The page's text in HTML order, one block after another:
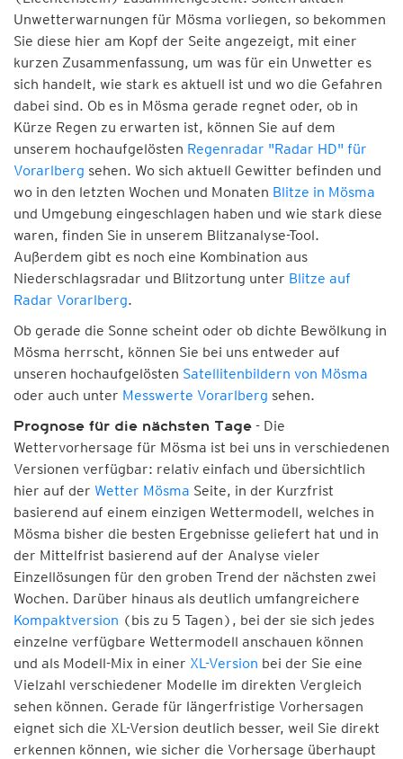
Unwetterwarnungen für Mösma vorliegen, so bekommen
Sie diese hier am Kopf der Seite angezeigt, mit einer
kurzen Zusammenfassung, um was für ein Unwetter es
sich handelt, wie stark es aktuell ist und wo die Gefahren
dabei sind. Ob es in Mösma gerade regnet oder, ob in
Kürze Regen zu erwarten ist, können Sie auf dem
unserem hochaufgelösten Regenradar "Radar HD" für
Vorarlberg sehen. Wo sich aktuell Gewitter befinden und
wo in den letzten Wochen und Monaten Blitze in Mösma
und Umgebung eingeschlagen haben und wie stark diese
waren, finden Sie in unserem Blitzanalyse-Tool.
Außerdem gibt es noch eine Kombination aus
Niederschlagsradar und Blitzortung unter Blitze auf
Radar Vorarlberg.
Ob gerade die Sonne scheint oder ob dichte Bewölkung in
Mösma herrscht, können Sie bei uns entweder auf
unseren hochaufgelösten Satellitenbildern von Mösma
oder auch unter Messwerte Vorarlberg sehen.
Prognose für die nächsten Tage - Die
Wettervorhersage für Mösma ist bei uns in verschiedenen
Versionen verfügbar: relativ einfach und übersichtlich
hier auf der Wetter Mösma Seite, in der Kurzfrist
basierend auf einem einzigen Wettermodell, welches in
Mösma bisher die besten Ergebnisse geliefert hat und in
der Mittelfrist basierend auf der Analyse vieler
Einzellösungen für den groben Trend der nächsten zwei
Wochen. Darüber hinaus als deutlich umfangreichere
Kompaktversion (bis zu 5 Tagen), bei der sie sich jedes
einzelne verfügbare Wettermodell anschauen können
und als Modell-Mix in einer XL-Version bei der Sie eine
Vielzahl verschiedener Modelle im direkten Vergleich
sehen können. Gerade für längerfristige Vorhersagen
eignet sich die XL-Version deutlich besser, weil Sie direkt
erkennen können, wie sicher die Vorhersage überhaupt